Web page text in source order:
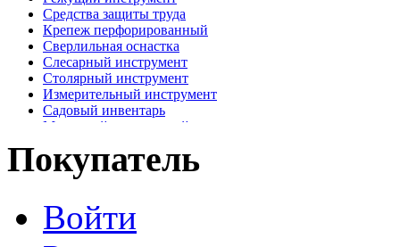
Средства защиты труда
Крепеж перфорированный
Сверлильная оснастка
Слесарный инструмент
Столярный инструмент
Измерительный инструмент
Садовый инвентарь
Малярный, отделочный инструмент
Наждачная бумага
Хозтовары
Электрика, осветительное оборудование
Пена и герметики
Автомобильный инструмент
Покупатель
Войти